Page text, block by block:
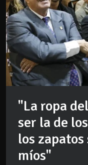
"La ropa
ser la de
los
míos"